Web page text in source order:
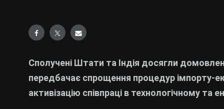
Сполучені Штати та Індія досягли
передбачає спрощення процедур імпорту-
активізацію співпраці в технологічному та